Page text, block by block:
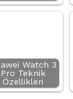
Watch 3
Pro Teknik
Özellikleri